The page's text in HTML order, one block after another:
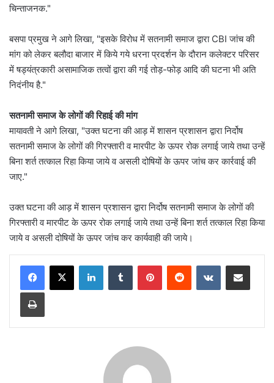
चिन्ताजनक."
बसपा प्रमुख ने आगे लिखा, "इसके विरोध में सतनामी समाज द्वारा CBI जांच की
मांग को लेकर बलौदा बाजार में किये गये धरना प्रदर्शन के दौरान कलेक्टर परिसर
में षड्यंत्रकारी असामाजिक तत्वों द्वारा की गई तोड़-फोड़ आदि की घटना भी अति
निदंनीय है."
सतनामी समाज के लोगों की रिहाई की मांग
मायावती ने आगे लिखा, "उक्त घटना की आड़ में शासन प्रशासन द्वारा निर्दोष
सतनामी समाज के लोगों की गिरफ्तारी व मारपीट के ऊपर रोक लगाई जाये तथा उन्हें
बिना शर्त तत्काल रिहा किया जाये व असली दोषियों के ऊपर जांच कर कार्रवाई की
जाए."
उक्त घटना की आड़ में शासन प्रशासन द्वारा निर्दोष सतनामी समाज के लोगों की
गिरफ्तारी व मारपीट के ऊपर रोक लगाई जाये तथा उन्हें बिना शर्त तत्काल रिहा किया
जाये व असली दोषियों के ऊपर जांच कर कार्यवाही की जाये।
LinkedInTumblr PinterestReddit VKontakteShare via Email
Print